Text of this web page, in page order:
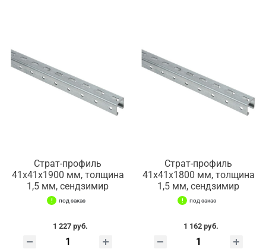
Страт-профиль
41х41х1900 мм, толщина
1,5 мм, сендзимир
под заказ
1 227 руб.
Страт-профиль
41х41х1800 мм, толщина
1,5 мм, сендзимир
под заказ
1 162 руб.